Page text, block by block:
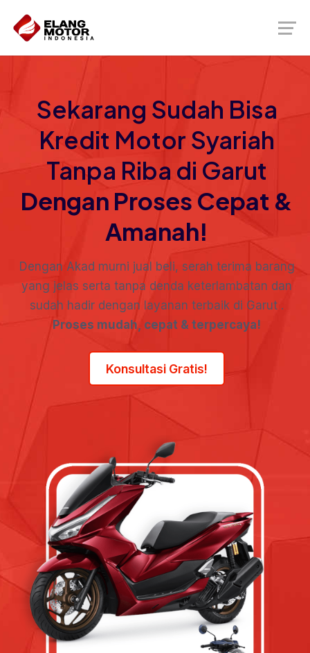
Sekarang Sudah Bisa
Kredit Motor Syariah
Tanpa Riba di Garut
Dengan Proses Cepat &
Amanah!
Dengan Akad murni jual beli, serah terima barang
yang jelas serta tanpa denda keterlambatan dan
sudah hadir dengan layanan terbaik di Garut .
Proses mudah, cepat & terpercaya!
Konsultasi Gratis!